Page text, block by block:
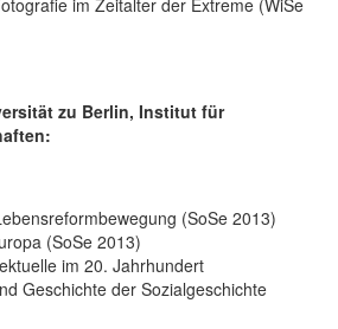
zu Berlin, Institut für
(SoSe 2013)
(SoSe 2013)
im 20. Jahrhundert
Geschichte der Sozialgeschichte